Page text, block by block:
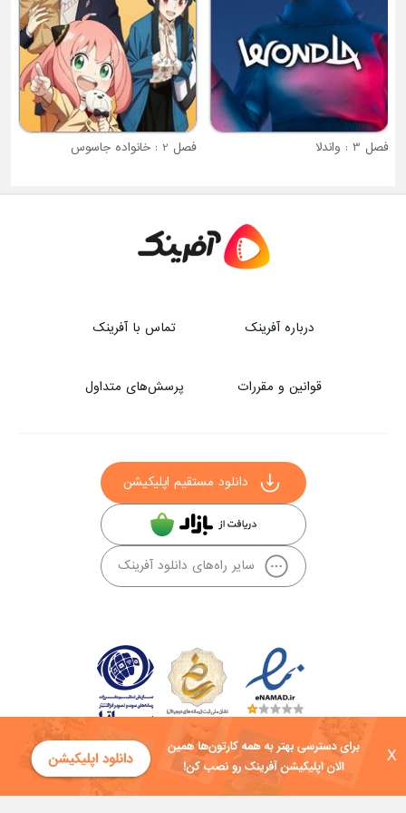
X
فصل 3 : واندلا فصل 2 : خانواده جاسوس
درباره آفرینک تماس با آفرینک
قوانین و مقررات پرسش‌های متداول
دانلود مستقیم اپلیکیشن
سایر راه‌های دانلود آفرینک
کلیه حقوق این سایت به شرکت توسعه فناوی هفت آسمان توکان تعلق دارد و